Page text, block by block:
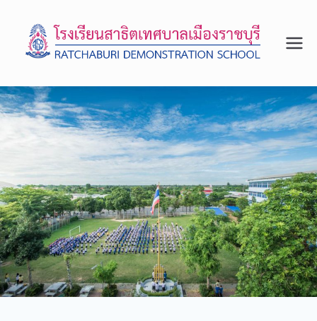
โรงเรีย
เทศบา
ลเมือง
ราชบุรี
สถาน
ศึกษา
รางวัล
พระรา
ชทาน
จังหวัด